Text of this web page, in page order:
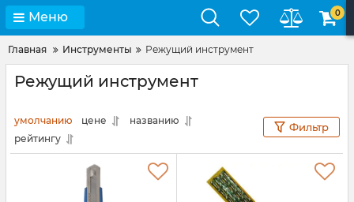
Меню 0
Главная Инструменты Режущий инструмент
Режущий инструмент
умолчанию цене
названию
рейтингу
Фильтр